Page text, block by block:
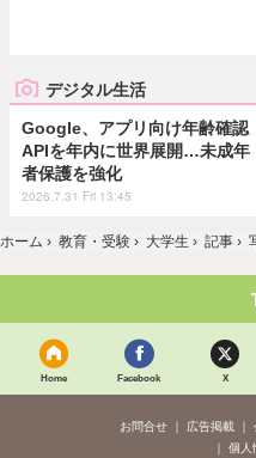
デジタル生活
Google、アプリ向け年齢確認
APIを年内に世界展開…未成年
者保護を強化
2026.7.31 Fri 13:45
ホーム › 教育・受験 › 大学生 › 記事 ›
Home Facebook X
お問合せ 広告掲載
個人